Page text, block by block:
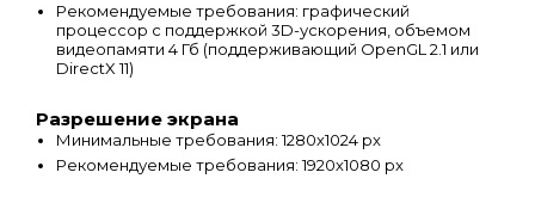
Рекомендуемые требования: графический
процессор с поддержкой 3D-ускорения, объемом
видеопамяти 4 Гб (поддерживающий OpenGL 2.1 или
DirectX 11)
Разрешение экрана
Минимальные требования: 1280х1024 px
Рекомендуемые требования: 1920х1080 px